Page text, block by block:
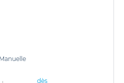
Manuelle
dès